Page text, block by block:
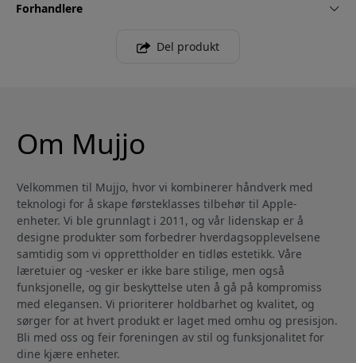
Forhandlere
Del produkt
Om Mujjo
Velkommen til Mujjo, hvor vi kombinerer håndverk med
teknologi for å skape førsteklasses tilbehør til Apple-
enheter. Vi ble grunnlagt i 2011, og vår lidenskap er å
designe produkter som forbedrer hverdagsopplevelsene
samtidig som vi opprettholder en tidløs estetikk. Våre
læretuier og -vesker er ikke bare stilige, men også
funksjonelle, og gir beskyttelse uten å gå på kompromiss
med elegansen. Vi prioriterer holdbarhet og kvalitet, og
sørger for at hvert produkt er laget med omhu og presisjon.
Bli med oss og feir foreningen av stil og funksjonalitet for
dine kjære enheter.